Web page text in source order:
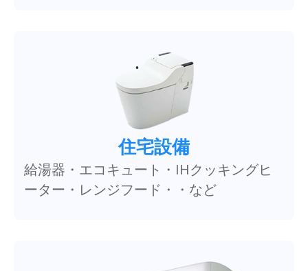
住宅設備
給湯器・エコキュート・IHクッキングヒ
ーター・レンジフード・・など